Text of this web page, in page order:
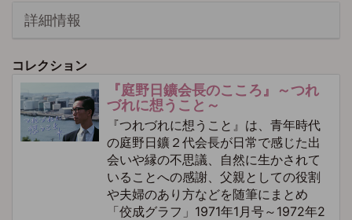
詳細情報
コレクション
『庭野日鑛会長のこころ』～つれ
づれに想うこと～
『つれづれに想うこと』は、青年時代
の庭野日鑛２代会長が日常で感じた出
会いや縁の不思議、自然に生かされて
いることへの感謝、父親としての役割
や夫婦のあり方などを随筆にまとめ
「佼成グラフ」1971年1月号～1972年2